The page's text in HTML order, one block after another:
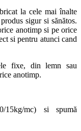
la cele mai înalte
sigur si sănătos.
anotimp si pe orice
si pentru atunci cand
fixe, din lemn sau
anotimp.
mc) si spumă